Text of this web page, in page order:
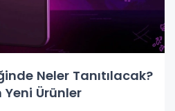
Neler Tanıtılacak?
Yeni Ürünler